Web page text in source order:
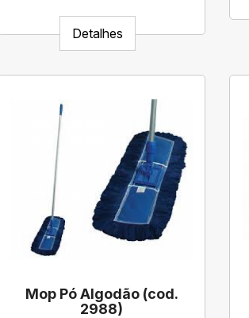
Detalhes
Mop Pó Algodão (cod.
2988)